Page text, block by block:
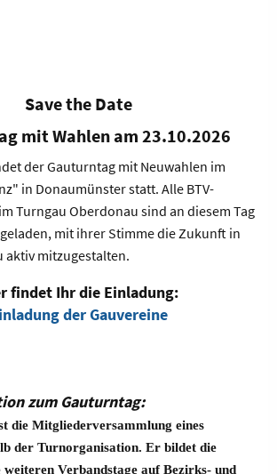
Save the Date
mit Wahlen am 23.10.2026
der Gauturntag mit Neuwahlen im
in Donaumünster statt. Alle BTV-
Turngau Oberdonau sind an diesem Tag
mit ihrer Stimme die Zukunft in
aktiv mitzugestalten.
findet Ihr die Einladung:
der Gauvereine
zum Gauturntag:
die Mitgliederversammlung eines
der Turnorganisation. Er bildet die
Verbandstage auf Bezirks- und